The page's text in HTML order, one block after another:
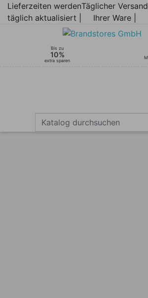
Lieferzeiten werden
täglich aktualisiert |
Täglicher Versand
Ihrer Ware |
Bis zu
10%
extra sparen